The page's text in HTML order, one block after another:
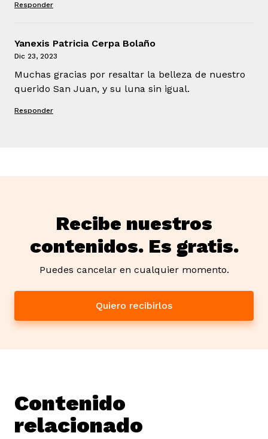
Responder
Yanexis Patricia Cerpa Bolaño
Dic 23, 2023
Muchas gracias por resaltar la belleza de nuestro
querido San Juan, y su luna sin igual.
Responder
Recibe nuestros
contenidos. Es gratis.
Puedes cancelar en cualquier momento.
Quiero recibirlos
Contenido
relacionado